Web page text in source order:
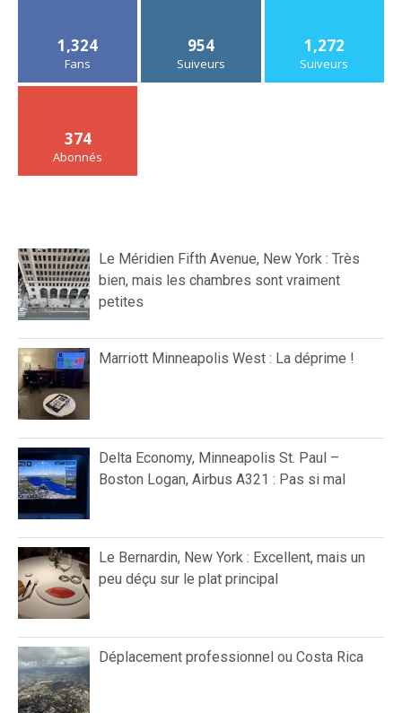
1,324
Fans
954
Suiveurs
1,272
Suiveurs
374
Abonnés
Le Méridien Fifth Avenue, New York : Très
bien, mais les chambres sont vraiment
petites
Marriott Minneapolis West : La déprime !
Delta Economy, Minneapolis St. Paul –
Boston Logan, Airbus A321 : Pas si mal
Le Bernardin, New York : Excellent, mais un
peu déçu sur le plat principal
Déplacement professionnel ou Costa Rica